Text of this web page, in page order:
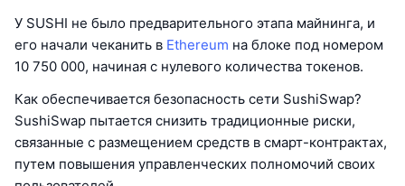
У SUSHI не было предварительного этапа майнинга, и
его начали чеканить в Ethereum на блоке под номером
10 750 000, начиная с нулевого количества токенов.
Как обеспечивается безопасность сети SushiSwap?
SushiSwap пытается снизить традиционные риски,
связанные с размещением средств в смарт-контрактах,
путем повышения управленческих полномочий своих